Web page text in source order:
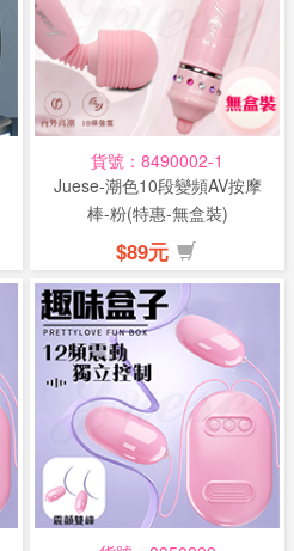
貨號：8490002-1
Juese-潮色10段變頻AV按摩
棒-粉(特惠-無盒裝)
$89元